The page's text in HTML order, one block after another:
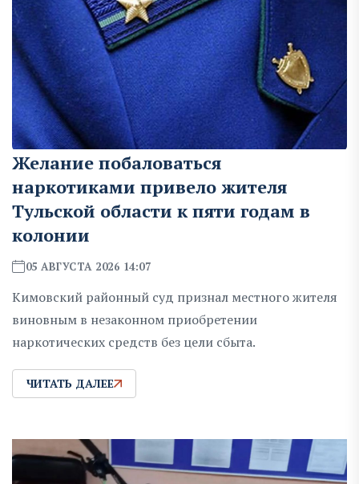
Желание побаловаться
наркотиками привело жителя
Тульской области к пяти годам в
колонии
05 АВГУСТА 2026 14:07
Кимовский районный суд признал местного жителя
виновным в незаконном приобретении
наркотических средств без цели сбыта.
ЧИТАТЬ ДАЛЕЕ